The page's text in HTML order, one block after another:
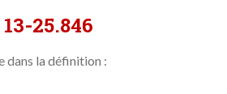
25.846
dans la définition :